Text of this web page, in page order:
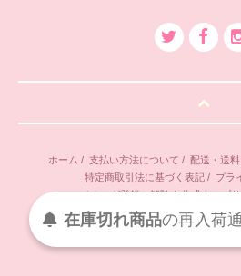
ホーム / 支払い方法について / 配送・送
特定商取引法に基づく表記/ プラ
メルマガ登録・解除/ 公式ウェブ
Copyright ©2010-2025 Cerise.
在庫切れ商品の再入荷